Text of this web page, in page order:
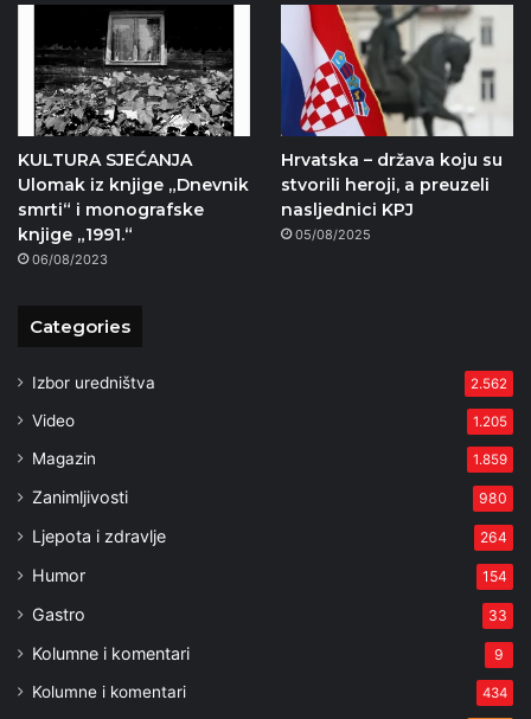
KULTURA SJEĆANJA
Ulomak iz knjige „Dnevnik
smrti“ i monografske
knjige „1991.“
06/08/2023
Hrvatska – država koju su
stvorili heroji, a preuzeli
nasljednici KPJ
05/08/2025
Categories
Izbor uredništva 2.562
Video 1.205
Magazin 1.859
Zanimljivosti 980
Ljepota i zdravlje 264
Humor 154
Gastro 33
Kolumne i komentari 9
Kolumne i komentari 434